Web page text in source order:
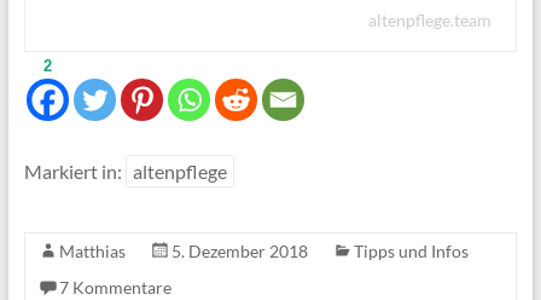
altenpflege.team
2
Markiert in: altenpflege
Matthias 5. Dezember 2018
Tipps und Infos
7 Kommentare